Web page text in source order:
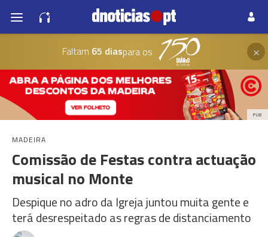
Faltam 65 diaspara os ×
PUB
MADEIRA
Comissão de Festas contra actuação
musical no Monte
Despique no adro da Igreja juntou muita gente e
terá desrespeitado as regras de distanciamento